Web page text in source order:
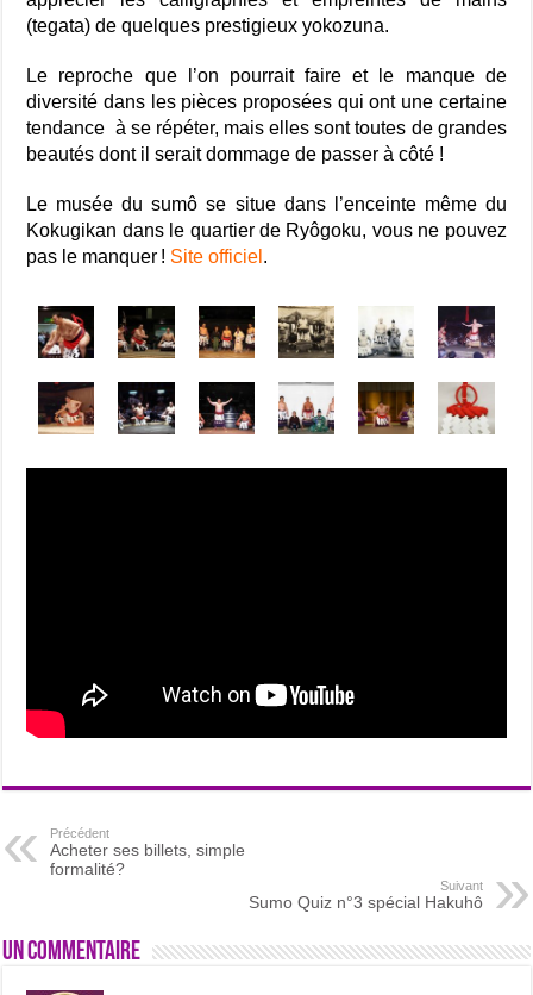
(tegata) de quelques prestigieux yokozuna.
Le reproche que l’on pourrait faire et le manque de
diversité dans les pièces proposées qui ont une certaine
tendance à se répéter, mais elles sont toutes de grandes
beautés dont il serait dommage de passer à côté !
Le musée du sumô se situe dans l’enceinte même du
Kokugikan dans le quartier de Ryôgoku, vous ne pouvez
pas le manquer ! Site officiel .
Précédent
Acheter ses billets, simple
formalité?
Suivant
Sumo Quiz n°3 spécial Hakuhô
Un commentaire